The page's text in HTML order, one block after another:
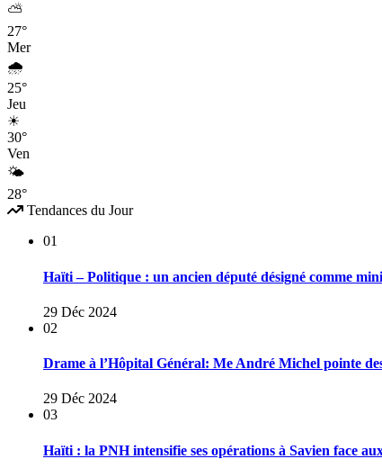
⛅
27°
Mer
🌧
25°
Jeu
☀
30°
Ven
🌤
28°
Tendances du Jour
01
Haïti – Politique : un ancien député désigné comme
29 Déc 2024
02
Drame à l’Hôpital Général: Me André Michel pointe
29 Déc 2024
03
Haïti : la PNH intensifie ses opérations à Savien face